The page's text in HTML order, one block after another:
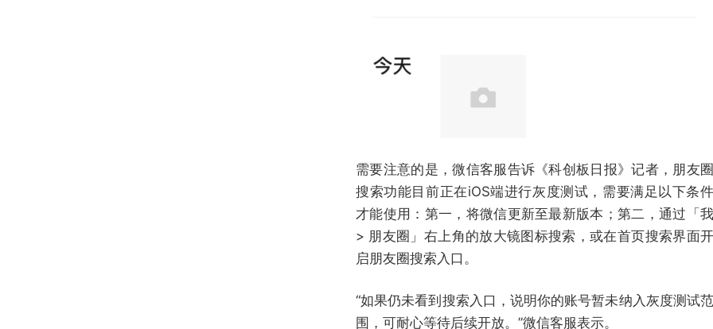
需要注意的是，微信客服告诉《科创板日报》记者，朋友圈
搜索功能目前正在iOS端进行灰度测试，需要满足以下条件
才能使用：第一，将微信更新至最新版本；第二，通过「我
> 朋友圈」右上角的放大镜图标搜索，或在首页搜索界面开
启朋友圈搜索入口。
“如果仍未看到搜索入口，说明你的账号暂未纳入灰度测试范
围，可耐心等待后续开放。”微信客服表示。